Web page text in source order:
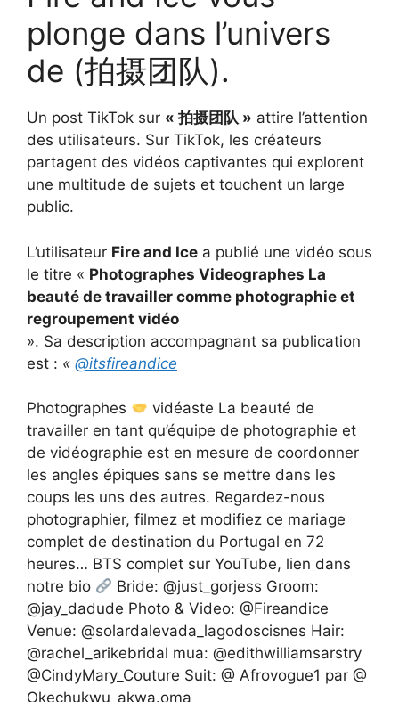
plonge dans l’univers
de (拍摄团队).
Un post TikTok sur « 拍摄团队 » attire l’attention
des utilisateurs. Sur TikTok, les créateurs
partagent des vidéos captivantes qui explorent
une multitude de sujets et touchent un large
public.
L’utilisateur Fire and Ice a publié une vidéo sous
le titre « Photographes Videographes La
beauté de travailler comme photographie et
regroupement vidéo
». Sa description accompagnant sa publication
est : « @itsfireandice
Photographes
vidéaste La beauté de
travailler en tant qu’équipe de photographie et
de vidéographie est en mesure de coordonner
les angles épiques sans se mettre dans les
coups les uns des autres. Regardez-nous
photographier, filmez et modifiez ce mariage
complet de destination du Portugal en 72
heures… BTS complet sur YouTube, lien dans
notre bio
Bride: @just_gorjess Groom:
@jay_dadude Photo & Video: @Fireandice
Venue: @solardalevada_lagodoscisnes Hair:
@rachel_arikebridal mua: @edithwilliamsarstry
@CindyMary_Couture Suit: @ Afrovogue1 par @
Okechukwu_akwa.oma